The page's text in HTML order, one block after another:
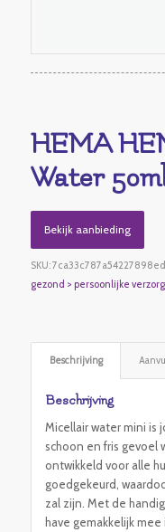
HEMA
Water
Bekijk aanbieding
SKU:
gezond > persoonlijke
Beschrijving
Beschrijving
Micellair water mini is
schoon en fris gevoel
ontwikkeld voor alle
goedgekeurd,
zal zijn. Met de
have gemakkelijk